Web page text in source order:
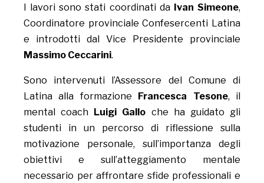
I lavori sono stati coordinati da Ivan Simeone,
Coordinatore provinciale Confesercenti Latina
e introdotti dal Vice Presidente provinciale
Massimo Ceccarini.
Sono intervenuti l’Assessore del Comune di
Latina alla formazione Francesca Tesone, il
mental coach Luigi Gallo che ha guidato gli
studenti in un percorso di riflessione sulla
motivazione personale, sull’importanza degli
obiettivi e sull’atteggiamento mentale
necessario per affrontare sfide professionali e